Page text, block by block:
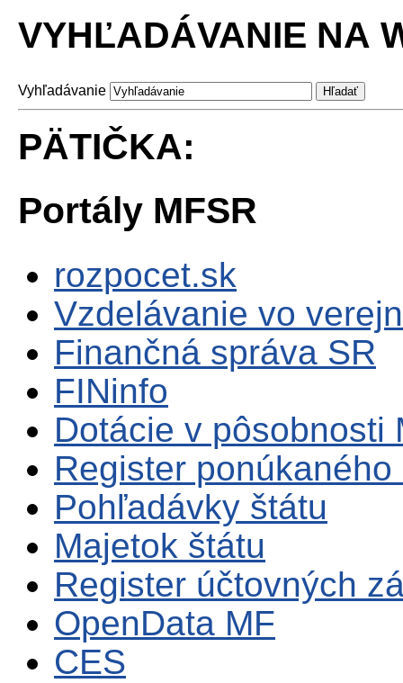
VYHĽADÁVANIE NA
Vyhľadávanie
PÄTIČKA:
Portály MFSR
rozpocet.sk
Vzdelávanie vo
Finančná správa SR
FINinfo
Dotácie v pôsobnosti
Register
Pohľadávky štátu
Majetok štátu
Register účtovných
OpenData MF
CES